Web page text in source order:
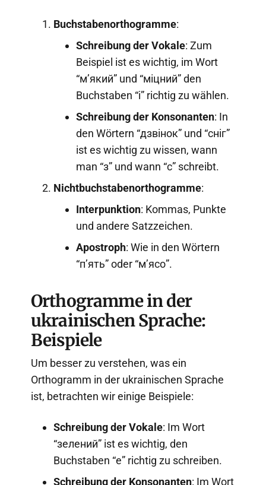
Buchstabenorthogramme:
Schreibung der Vokale: Zum
Beispiel ist es wichtig, im Wort
“м’який” und “міцний” den
Buchstaben “і” richtig zu wählen.
Schreibung der Konsonanten: In
den Wörtern “дзвінок” und “сніг”
ist es wichtig zu wissen, wann
man “з” und wann “с” schreibt.
Nichtbuchstabenorthogramme:
Interpunktion: Kommas, Punkte
und andere Satzzeichen.
Apostroph: Wie in den Wörtern
“п’ять” oder “м’ясо”.
Orthogramme in der
ukrainischen Sprache:
Beispiele
Um besser zu verstehen, was ein
Orthogramm in der ukrainischen Sprache
ist, betrachten wir einige Beispiele:
Schreibung der Vokale: Im Wort
“зелений” ist es wichtig, den
Buchstaben “е” richtig zu schreiben.
Schreibung der Konsonanten: Im Wort